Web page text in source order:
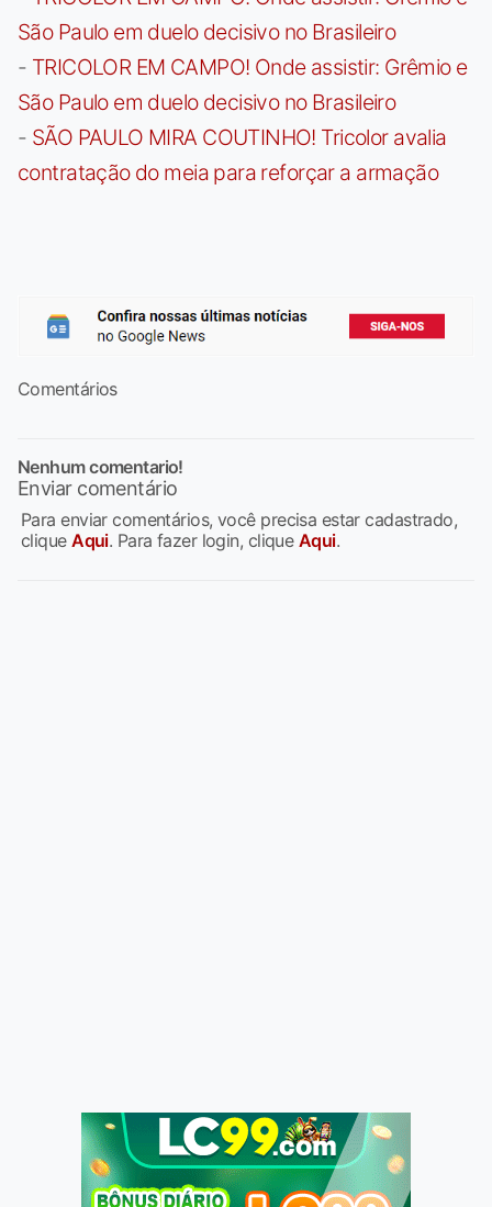
São Paulo em duelo decisivo no Brasileiro
- TRICOLOR EM CAMPO! Onde assistir: Grêmio e
São Paulo em duelo decisivo no Brasileiro
- SÃO PAULO MIRA COUTINHO! Tricolor avalia
contratação do meia para reforçar a armação
Comentários
Nenhum comentario!
Enviar comentário
Para enviar comentários, você precisa estar cadastrado,
cliqueAqui. Para fazer login, clique Aqui.